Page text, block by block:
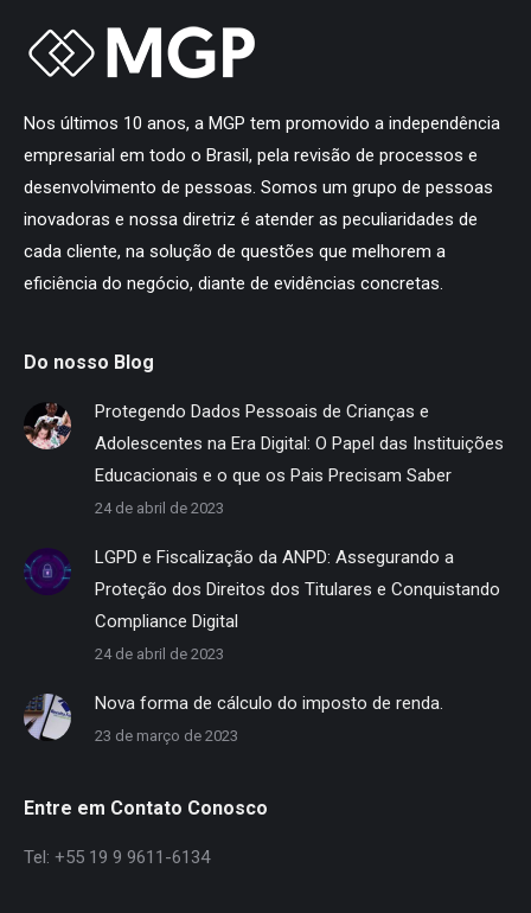
Nos últimos 10 anos, a MGP tem promovido a independência
empresarial em todo o Brasil, pela revisão de processos e
desenvolvimento de pessoas. Somos um grupo de pessoas
inovadoras e nossa diretriz é atender as peculiaridades de
cada cliente, na solução de questões que melhorem a
eficiência do negócio, diante de evidências concretas.
Do nosso Blog
Protegendo Dados Pessoais de Crianças e
Adolescentes na Era Digital: O Papel das Instituições
Educacionais e o que os Pais Precisam Saber
24 de abril de 2023
LGPD e Fiscalização da ANPD: Assegurando a
Proteção dos Direitos dos Titulares e Conquistando
Compliance Digital
24 de abril de 2023
Nova forma de cálculo do imposto de renda.
23 de março de 2023
Entre em Contato Conosco
Tel: +55 19 9 9611-6134